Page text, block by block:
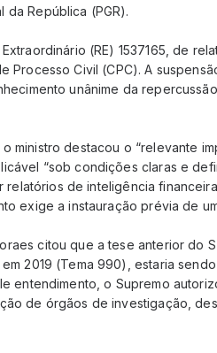
República (PGR).
(RE) 1537165, de
Processo Civil (CPC). A
unânime da
ministro destacou o “relevante
“sob condições claras e
de inteligência
exige a instauração prévia de
citou que a tese anterior do
2019 (Tema 990), estaria
entendimento, o Supremo
de órgãos de investigação,